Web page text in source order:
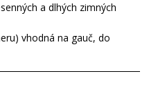
a dlhých zimných
vhodná na gauč, do